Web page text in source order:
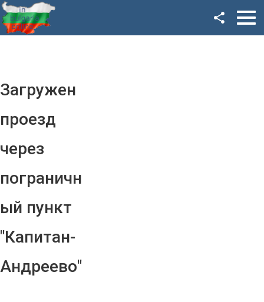
Загружен
проезд
через
пограничн
ый пункт
"Капитан-
Андреево"